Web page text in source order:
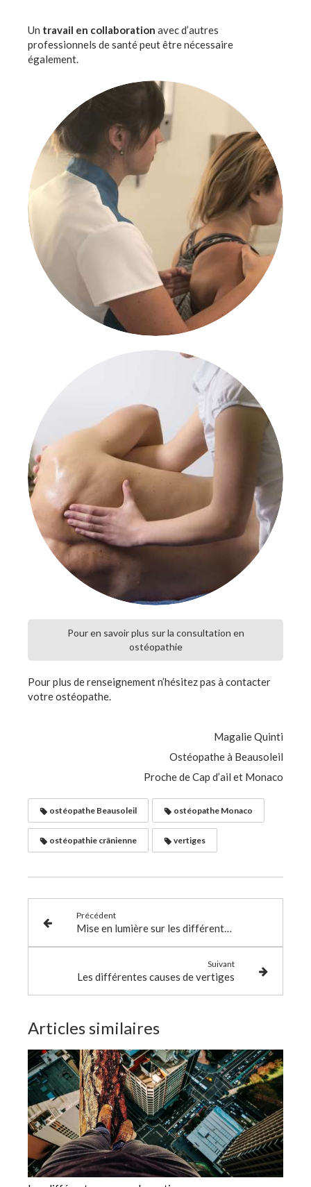
Un travail en collaboration avec d’autres
professionnels de santé peut être nécessaire
également.
Pour en savoir plus sur la consultation en
ostéopathie
Pour plus de renseignement n’hésitez pas à contacter
votre ostéopathe.
Magalie Quinti
Ostéopathe à Beausoleil
Proche de Cap d’ail et Monaco
ostéopathe Beausoleil ostéopathe Monaco
ostéopathie crânienne vertiges
Précédent
Mise en lumière sur les différentes approches ostéopathiques
Suivant
Les différentes causes de vertiges
Articles similaires